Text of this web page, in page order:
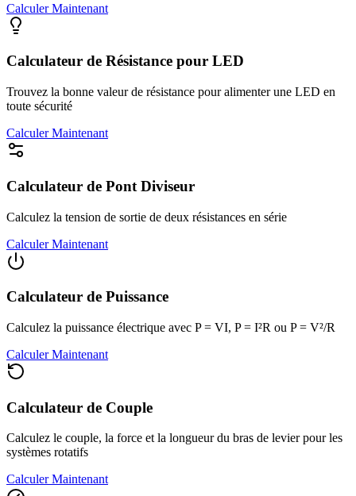
Calculer Maintenant
Calculateur de Résistance pour LED
Trouvez la bonne valeur de résistance pour alimenter une LED en
toute sécurité
Calculer Maintenant
Calculateur de Pont Diviseur
Calculez la tension de sortie de deux résistances en série
Calculer Maintenant
Calculateur de Puissance
Calculez la puissance électrique avec P = VI, P = I²R ou P = V²/R
Calculer Maintenant
Calculateur de Couple
Calculez le couple, la force et la longueur du bras de levier pour les
systèmes rotatifs
Calculer Maintenant